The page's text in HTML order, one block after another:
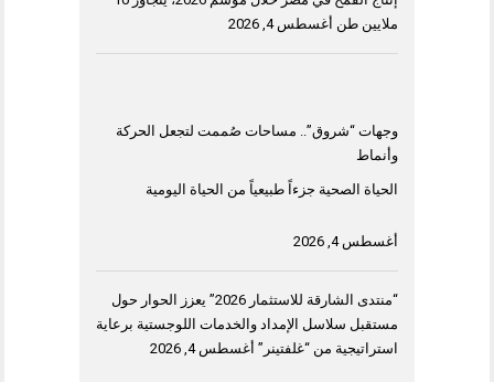
ملايين طن أغسطس 4, 2026
وجهات “شروق”.. مساحات صُممت لتجعل الحركة
وأنماط
الحياة الصحية جزءاً طبيعياً من الحياة اليومية
أغسطس 4, 2026
“منتدى الشارقة للاستثمار 2026” يعزز الحوار حول
مستقبل سلاسل الإمداد والخدمات اللوجستية برعاية
استراتيجية من “غلفتينر” أغسطس 4, 2026